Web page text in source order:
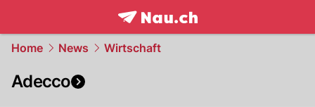
frontpage.NAU.ch
Home News Wirtschaft
Adecco